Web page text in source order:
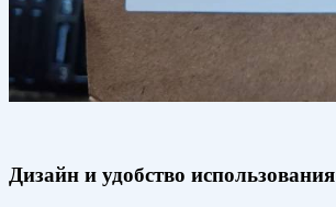
Дизайн и удобство использования